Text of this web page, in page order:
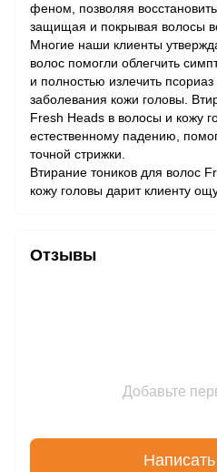
феном, позволяя
защищая и покрывая волосы
Многие наши клиенты
волос помогли облегчить
и полностью излечить
заболевания кожи головы.
Fresh Heads в волосы и кожу
естественному падению,
точной стрижки.
Втирание тоников для волос
кожу головы дарит клиенту
Отзывы
Добавьте